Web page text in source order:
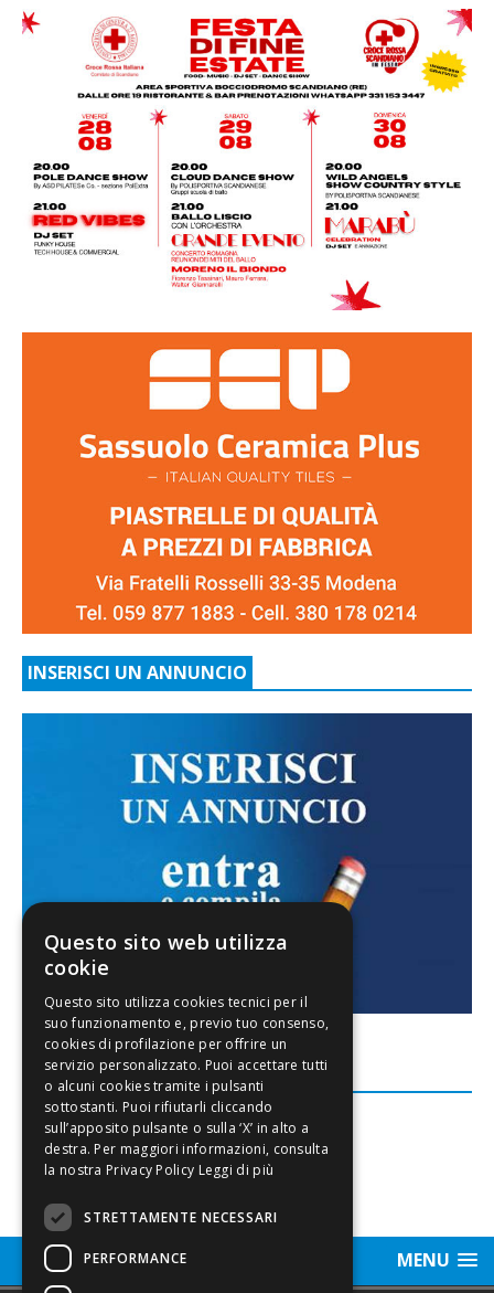
INSERISCI UN ANNUNCIO
FACEBOOK
MENU
Questo sito web utilizza
cookie
Leggi di più
STRETTAMENTE NECESSARI
PERFORMANCE